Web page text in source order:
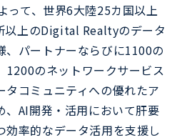
って、世界6大陸25カ国以上
以上のDigital Realtyのデータ
、パートナーならびに1100の
1200のネットワークサービス
コミュニティへの優れたア
、AI開発・活用において肝要
効率的なデータ活用を支援し